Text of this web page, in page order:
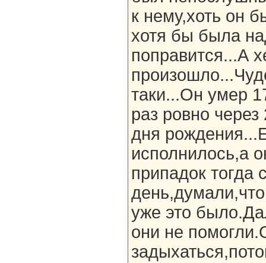
к нему,хоть он
хотя бы была
поправится...А
таки...Он умер
раз ровно
дня
исполнилось,а
припадок тогда
день,думали,что
уже это
они не